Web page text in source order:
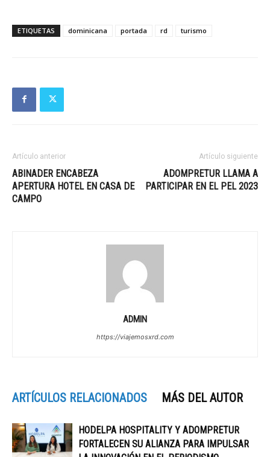
ETIQUETAS dominicana portada rd turismo
Artículo anterior
ABINADER ENCABEZA
APERTURA HOTEL EN CASA DE
CAMPO
Artículo siguiente
ADOMPRETUR LLAMA A
PARTICIPAR EN EL PEL 2023
ADMIN
https://viajemosxrd.com
ARTÍCULOS RELACIONADOS MÁS DEL AUTOR
HODELPA HOSPITALITY Y ADOMPRETUR
FORTALECEN SU ALIANZA PARA IMPULSAR